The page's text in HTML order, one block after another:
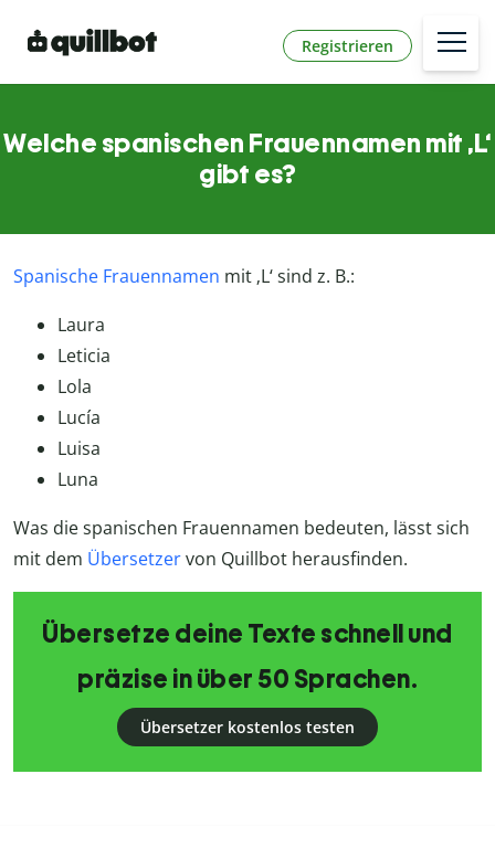
Registrieren
Welche spanischen Frauennamen mit ‚L‘
gibt es?
Spanische Frauennamen mit ‚L‘ sind z. B.:
Laura
Leticia
Lola
Lucía
Luisa
Luna
Was die spanischen Frauennamen bedeuten, lässt sich
mit dem Übersetzervon Quillbot herausfinden.
Übersetze deine Texte schnell und
präzise in über 50 Sprachen.
Übersetzer kostenlos testen